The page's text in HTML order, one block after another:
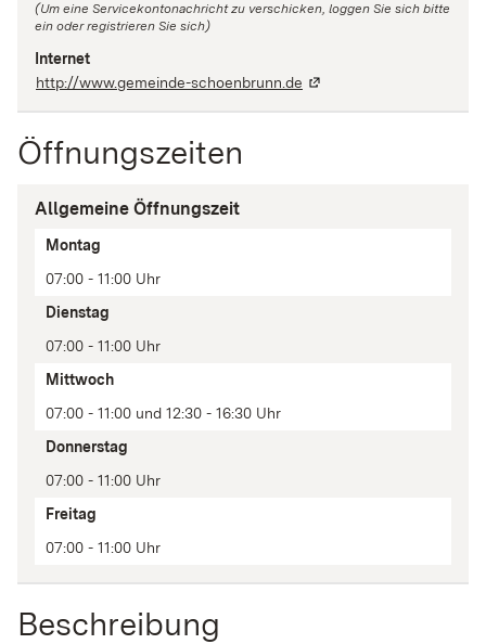
(Um eine Servicekontonachricht zu verschicken, loggen Sie sich bitte
ein oder registrieren Sie sich)
Internet
http://www.gemeinde-schoenbrunn.de
Öffnungszeiten
Allgemeine Öffnungszeit
Tag
Zeit(en)
Anmerkung
Montag
07:00 - 11:00 Uhr
Dienstag
07:00 - 11:00 Uhr
Mittwoch
07:00 - 11:00 und 12:30 - 16:30 Uhr
Donnerstag
07:00 - 11:00 Uhr
Freitag
07:00 - 11:00 Uhr
Beschreibung